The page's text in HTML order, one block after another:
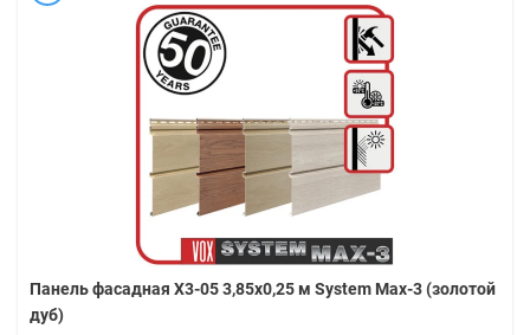
Панель фасадная X3-05 3,85х0,25 м System Max-3 (золотой
дуб)